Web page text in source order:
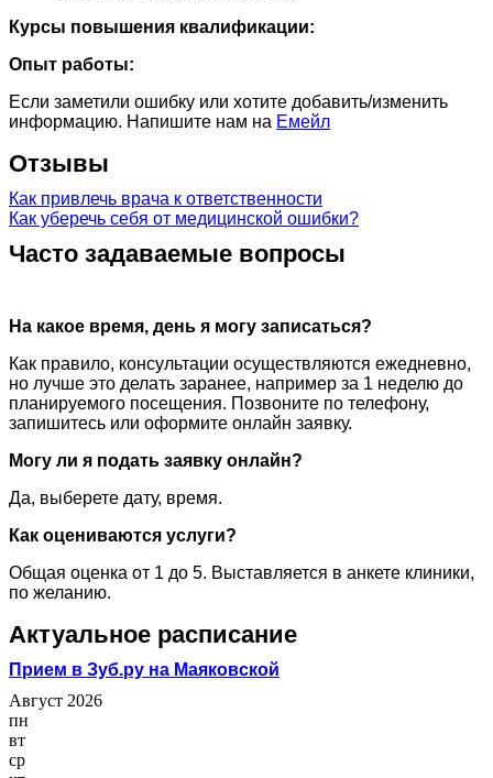
Курсы повышения квалификации:
Опыт работы:
Если заметили ошибку или хотите добавить/изменить
информацию. Напишите нам на Емейл
Отзывы
Как привлечь врача к ответственности
Как уберечь себя от медицинской ошибки?
Часто задаваемые вопросы
На какое время, день я могу записаться?
Как правило, консультации осуществляются ежедневно,
но лучше это делать заранее, например за 1 неделю до
планируемого посещения. Позвоните по телефону,
запишитесь или оформите онлайн заявку.
Могу ли я подать заявку онлайн?
Да, выберете дату, время.
Как оцениваются услуги?
Общая оценка от 1 до 5. Выставляется в анкете клиники,
по желанию.
Актуальное расписание
Прием в Зуб.ру на Маяковской
Август 2026
пн
вт
ср